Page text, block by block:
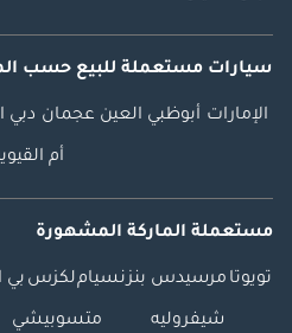
سيارات مستعملة للبيع حسب
الإمارات أبوظبي العين عجمان دبي
أم
مستعملة الماركة المشهورة
تويوتا مرسيدس بنزنسياملكزس بي
شيفروليه متسوبيشي